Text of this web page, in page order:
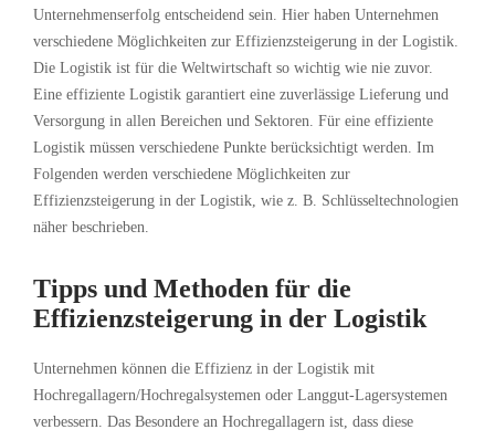
Unternehmenserfolg entscheidend sein. Hier haben Unternehmen
verschiedene Möglichkeiten zur Effizienzsteigerung in der Logistik.
Die Logistik ist für die Weltwirtschaft so wichtig wie nie zuvor.
Eine effiziente Logistik garantiert eine zuverlässige Lieferung und
Versorgung in allen Bereichen und Sektoren. Für eine effiziente
Logistik müssen verschiedene Punkte berücksichtigt werden. Im
Folgenden werden verschiedene Möglichkeiten zur
Effizienzsteigerung in der Logistik, wie z. B. Schlüsseltechnologien
näher beschrieben.
Tipps und Methoden für die
Effizienzsteigerung in der Logistik
Unternehmen können die Effizienz in der Logistik mit
Hochregallagern/Hochregalsystemen oder Langgut-Lagersystemen
verbessern. Das Besondere an Hochregallagern ist, dass diese